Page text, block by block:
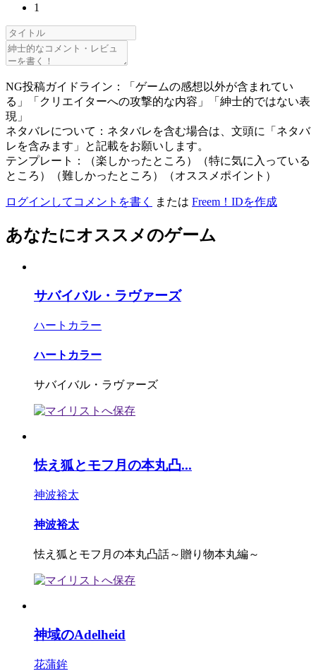
1
NG投稿ガイドライン：「ゲームの感想以外が含まれてい
る」「クリエイターへの攻撃的な内容」「紳士的ではない表
現」
ネタバレについて：ネタバレを含む場合は、文頭に「ネタバ
レを含みます」と記載をお願いします。
テンプレート：（楽しかったところ）（特に気に入っている
ところ）（難しかったところ）（オススメポイント）
ログインしてコメントを書く または Freem！IDを作成
あなたにオススメのゲーム
サバイバル・ラヴァーズ
ハートカラー
ハートカラー
サバイバル・ラヴァーズ
怯え狐とモフ月の本丸凸...
神波裕太
神波裕太
怯え狐とモフ月の本丸凸話～贈り物本丸編～
神域のAdelheid
花蒲鉾